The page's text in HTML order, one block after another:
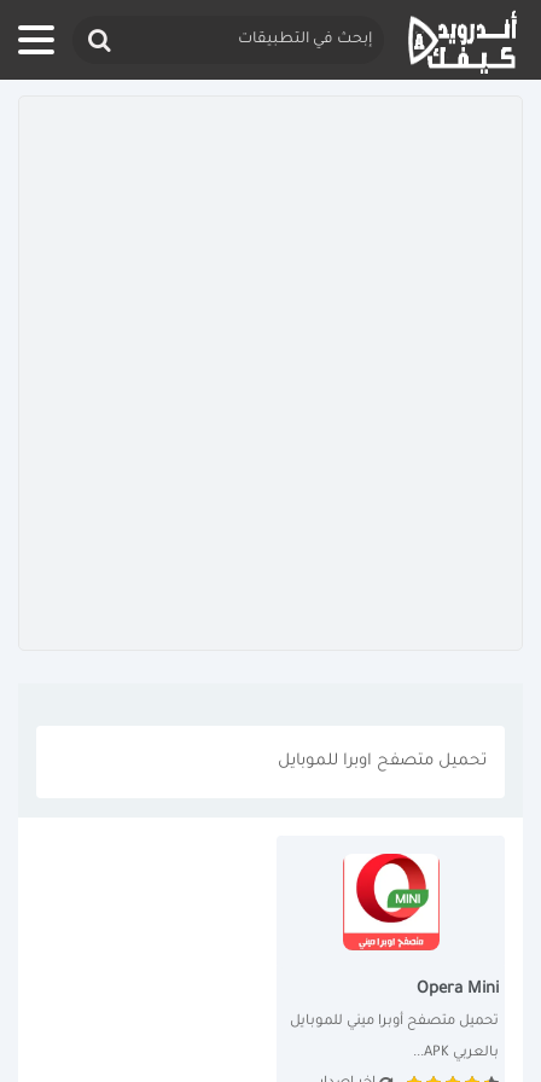
تحميل متصفح اوبرا للموبايل
Opera Mini
بالعربي APK...